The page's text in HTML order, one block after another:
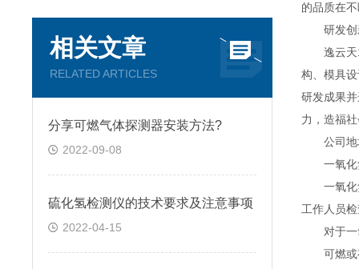
相关文章
RELATED ARTICLES
分享可燃气体探测器安装方法?
2022-09-08
硫化氢检测仪的技术要求及注意事项
2022-04-15
的品质在
研发创
逸云天13
构、模具
研发成果
力，造福
公司地址
一氧化
一氧化氮
工作人员
对于一氧
可燃或有